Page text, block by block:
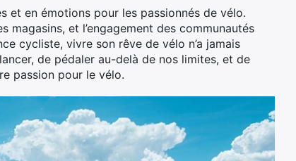
et en émotions pour les passionnés de vélo.
magasins, et l’engagement des communautés
cycliste, vivre son rêve de vélo n’a jamais
de pédaler au-delà de nos limites, et de
passion pour le vélo.